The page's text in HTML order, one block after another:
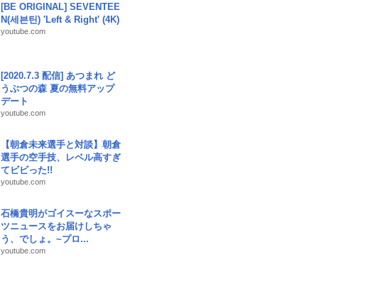
[BE ORIGINAL] SEVENTEE
N(세븐틴) 'Left & Right' (4K)
youtube.com
[2020.7.3 配信] あつまれ ど
うぶつの森 夏の無料アップ
デート
youtube.com
【朝倉未来選手と対談】朝倉
選手の空手技、レベル高すぎ
てビビった!!
youtube.com
石橋貴明がゴイスーなスポー
ツニュースをお届けしちゃ
う、でしょ。~プロ...
youtube.com